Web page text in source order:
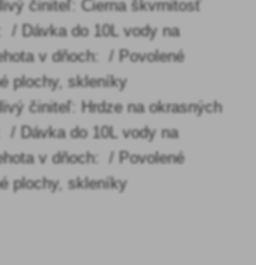
činiteľ: Čierna škvrnitosť
/ Dávka do 10L vody na
v dňoch: / Povolené
plochy, skleníky
činiteľ: Hrdze na okrasných
/ Dávka do 10L vody na
v dňoch: / Povolené
plochy, skleníky